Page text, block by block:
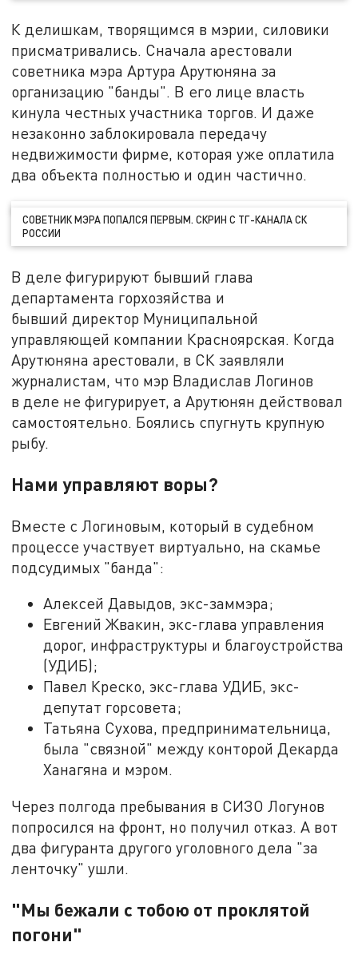
К делишкам, творящимся в мэрии, силовики
присматривались. Сначала арестовали
советника мэра Артура Арутюняна за
организацию "банды". В его лице власть
кинула честных участника торгов. И даже
незаконно заблокировала передачу
недвижимости фирме, которая уже оплатила
два объекта полностью и один частично.
СОВЕТНИК МЭРА ПОПАЛСЯ ПЕРВЫМ. СКРИН С ТГ-КАНАЛА СК
РОССИИ
В деле фигурируют бывший глава
департамента горхозяйства и
бывший директор Муниципальной
управляющей компании Красноярская. Когда
Арутюняна арестовали, в СК заявляли
журналистам, что мэр Владислав Логинов
в деле не фигурирует, а Арутюнян действовал
самостоятельно. Боялись спугнуть крупную
рыбу.
Нами управляют воры?
Вместе с Логиновым, который в судебном
процессе участвует виртуально, на скамье
подсудимых "банда":
Алексей Давыдов, экс-заммэра;
Евгений Жвакин, экс-глава управления
дорог, инфраструктуры и благоустройства
(УДИБ);
Павел Креско, экс-глава УДИБ, экс-
депутат горсовета;
Татьяна Сухова, предпринимательница,
была "связной" между конторой Декарда
Ханагяна и мэром.
Через полгода пребывания в СИЗО Логунов
попросился на фронт, но получил отказ. А вот
два фигуранта другого уголовного дела "за
ленточку" ушли.
"Мы бежали с тобою от проклятой
погони"